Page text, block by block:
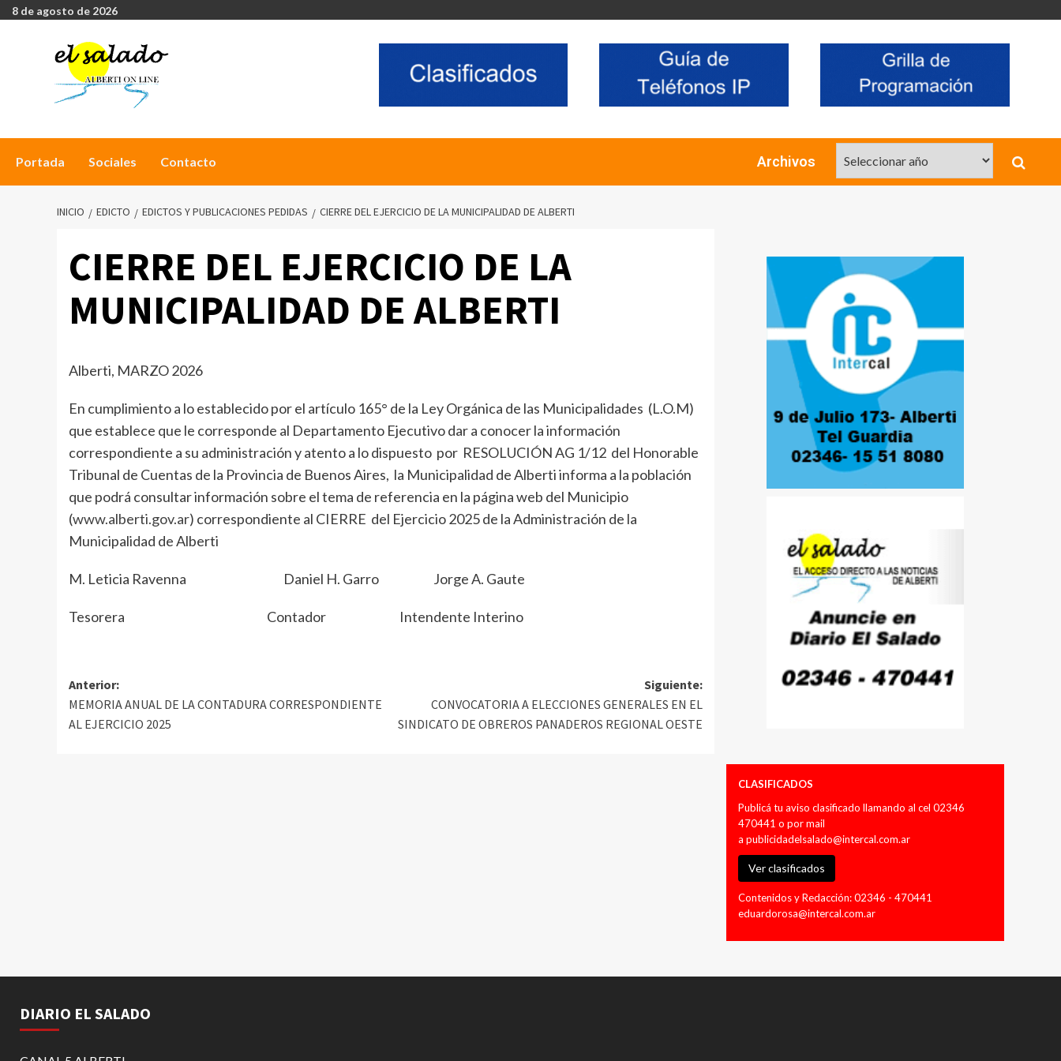
8 de agosto de 2026
Portada Sociales Contacto Archivos
INICIO EDICTO EDICTOS Y PUBLICACIONES PEDIDAS CIERRE DEL EJERCICIO DE LA MUNICIPALIDAD DE ALBERTI
CIERRE DEL EJERCICIO DE LA
MUNICIPALIDAD DE ALBERTI
Alberti, MARZO 2026
En cumplimiento a lo establecido por el artículo 165° de la Ley Orgánica de las Municipalidades (L.O.M)
que establece que le corresponde al Departamento Ejecutivo dar a conocer la información
correspondiente a su administración y atento a lo dispuesto por RESOLUCIÓN AG 1/12 del Honorable
Tribunal de Cuentas de la Provincia de Buenos Aires, la Municipalidad de Alberti informa a la población
que podrá consultar información sobre el tema de referencia en la página web del Municipio
(www.alberti.gov.ar) correspondiente al CIERRE del Ejercicio 2025 de la Administración de la
Municipalidad de Alberti
M. Leticia Ravenna Daniel H. Garro Jorge A. Gaute
Tesorera Contador Intendente Interino
Anterior:
MEMORIA ANUAL DE LA CONTADURA CORRESPONDIENTE
AL EJERCICIO 2025
Siguiente:
CONVOCATORIA A ELECCIONES GENERALES EN EL
SINDICATO DE OBREROS PANADEROS REGIONAL OESTE
CLASIFICADOS
Publicá tu aviso clasificado llamando al cel 02346
470441 o por mail
a publicidadelsalado@intercal.com.ar
Ver clasificados
Contenidos y Redacción: 02346 - 470441
eduardorosa@intercal.com.ar
DIARIO EL SALADO